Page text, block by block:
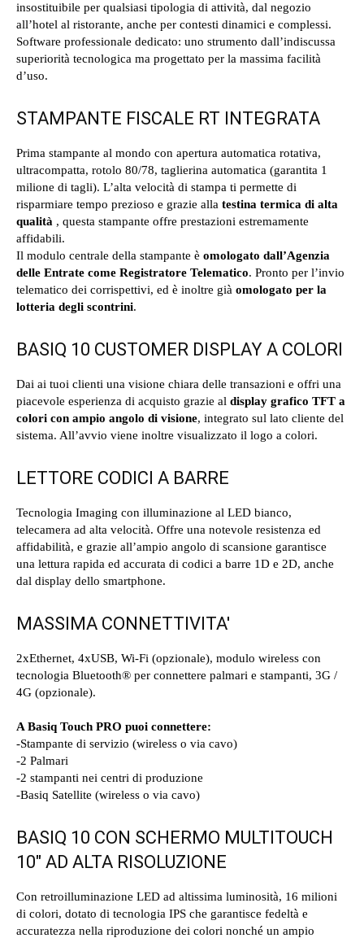
insostituibile per qualsiasi tipologia di attività, dal negozio
all’hotel al ristorante, anche per contesti dinamici e complessi.
Software professionale dedicato: uno strumento dall’indiscussa
superiorità tecnologica ma progettato per la massima facilità
d’uso.
STAMPANTE FISCALE RT INTEGRATA
Prima stampante al mondo con apertura automatica rotativa,
ultracompatta, rotolo 80/78, taglierina automatica (garantita 1
milione di tagli). L’alta velocità di stampa ti permette di
risparmiare tempo prezioso e grazie alla testina termica di alta
qualità , questa stampante offre prestazioni estremamente
affidabili.
Il modulo centrale della stampante è omologato dall’Agenzia
delle Entrate come Registratore Telematico. Pronto per l’invio
telematico dei corrispettivi, ed è inoltre già omologato per la
lotteria degli scontrini.
BASIQ 10 CUSTOMER DISPLAY A COLORI
Dai ai tuoi clienti una visione chiara delle transazioni e offri una
piacevole esperienza di acquisto grazie al display grafico TFT a
colori con ampio angolo di visione, integrato sul lato cliente del
sistema. All’avvio viene inoltre visualizzato il logo a colori.
LETTORE CODICI A BARRE
Tecnologia Imaging con illuminazione al LED bianco,
telecamera ad alta velocità. Offre una notevole resistenza ed
affidabilità, e grazie all’ampio angolo di scansione garantisce
una lettura rapida ed accurata di codici a barre 1D e 2D, anche
dal display dello smartphone.
MASSIMA CONNETTIVITA'
2xEthernet, 4xUSB, Wi-Fi (opzionale), modulo wireless con
tecnologia Bluetooth® per connettere palmari e stampanti, 3G /
4G (opzionale).
A Basiq Touch PRO puoi connettere:
-Stampante di servizio (wireless o via cavo)
-2 Palmari
-2 stampanti nei centri di produzione
-Basiq Satellite (wireless o via cavo)
BASIQ 10 CON SCHERMO MULTITOUCH
10" AD ALTA RISOLUZIONE
Con retroilluminazione LED ad altissima luminosità, 16 milioni
di colori, dotato di tecnologia IPS che garantisce fedeltà e
accuratezza nella riproduzione dei colori nonché un ampio